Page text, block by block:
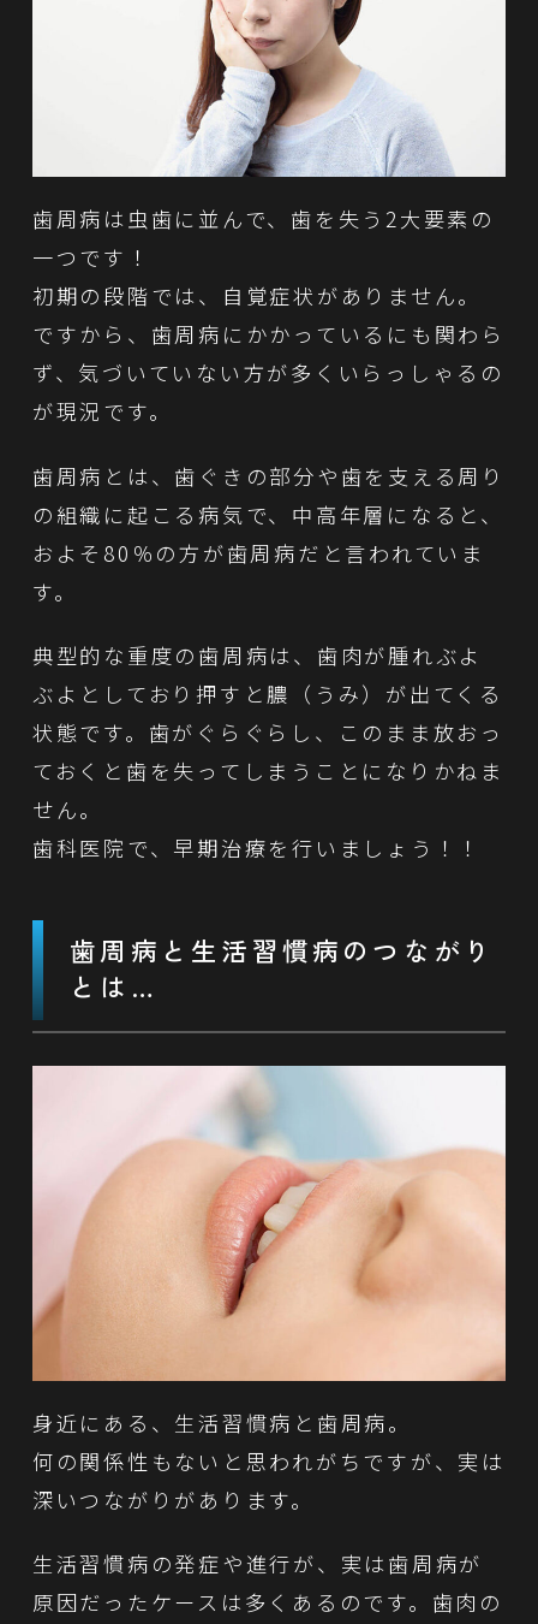
歯周病は虫歯に並んで、歯を失う2大要素の
一つです！
初期の段階では、自覚症状がありません。
ですから、歯周病にかかっているにも関わら
ず、気づいていない方が多くいらっしゃるの
が現況です。
歯周病とは、歯ぐきの部分や歯を支える周り
の組織に起こる病気で、中高年層になると、
およそ80％の方が歯周病だと言われていま
す。
典型的な重度の歯周病は、歯肉が腫れぶよ
ぶよとしており押すと膿（うみ）が出てくる
状態です。歯がぐらぐらし、このまま放おっ
ておくと歯を失ってしまうことになりかねま
せん。
歯科医院で、早期治療を行いましょう！！
歯周病と生活習慣病のつながり
とは…
身近にある、生活習慣病と歯周病。
何の関係性もないと思われがちですが、実は
深いつながりがあります。
生活習慣病の発症や進行が、実は歯周病が
原因だったケースは多くあるのです。歯肉の